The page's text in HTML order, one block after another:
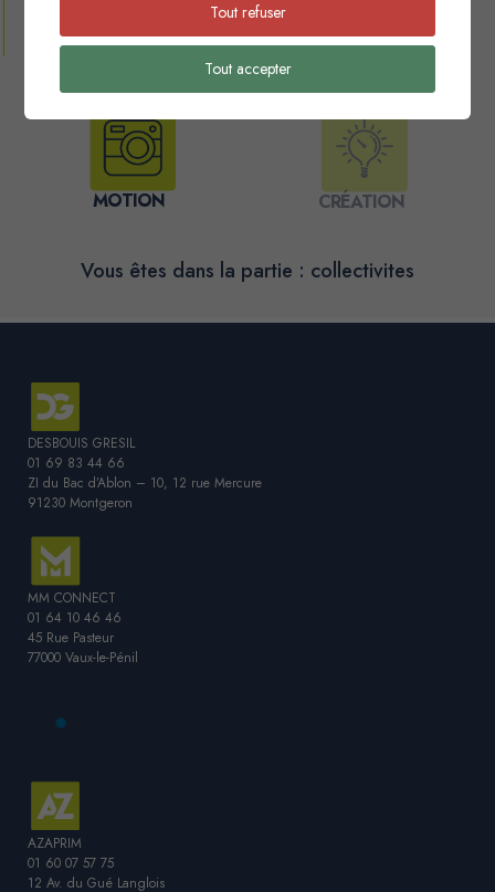
MOTION CRÉATION
Vous êtes dans la partie : collectivites
DESBOUIS GRESIL
01 69 83 44 66
ZI du Bac d’Ablon – 10, 12 rue Mercure
91230 Montgeron
MM CONNECT
01 64 10 46 46
45 Rue Pasteur
77000 Vaux-le-Pénil
AZAPRIM
01 60 07 57 75
12 Av. du Gué Langlois
Tout refuser
Tout accepter